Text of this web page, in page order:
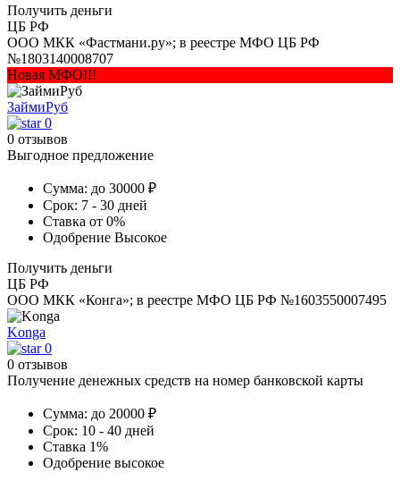
Получить деньги
ЦБ РФ
ООО МКК «Фастмани.ру»; в реестре МФО ЦБ РФ
№1803140008707
Новая МФО!!!
ЗаймиРуб
0
0 отзывов
Выгодное предложение
Сумма: до 30000 ₽
Срок: 7 - 30 дней
Ставка от 0%
Одобрение Высокое
Получить деньги
ЦБ РФ
ООО МКК «Конга»; в реестре МФО ЦБ РФ №1603550007495
Konga
0
0 отзывов
Получение денежных средств на номер банковской карты
Сумма: до 20000 ₽
Срок: 10 - 40 дней
Ставка 1%
Одобрение высокое